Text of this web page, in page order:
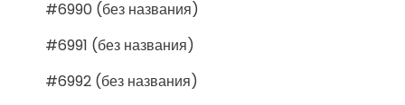
#6990 (без названия)
#6991 (без названия)
#6992 (без названия)